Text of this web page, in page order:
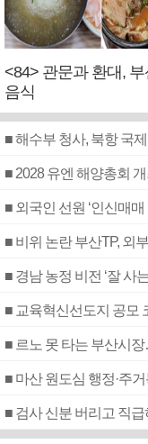
<84> 관문과 환대,
음식
■ 해수부 청사, 북항 국
■ 2028 유엔 해양총회
■ 외국인 선원 ‘인신매
■ 비위 논란 부산TP, 외
■ 경남 농정 비전 ‘잘 사
■ 교육혁신선도지 공모
■ 르노 못 타는 부산시
■ 마산 원도심 행정·주